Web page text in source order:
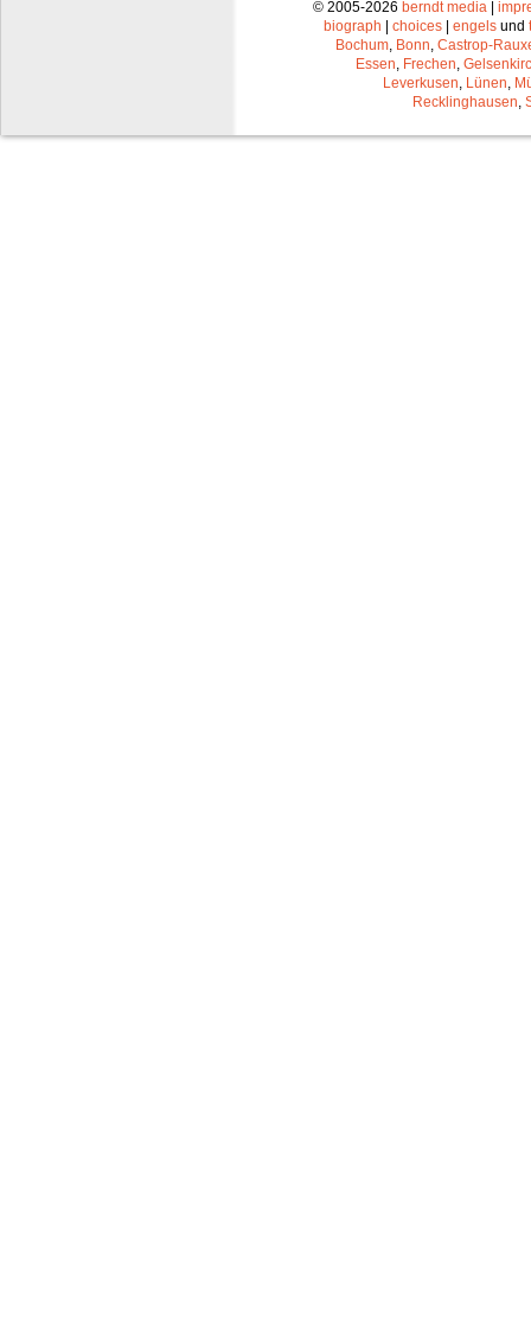
© 2005-2026 berndt media|
biograph
choices engels und
Bochum, Bonn, Castrop-
Essen, Frechen,
Leverkusen, Lünen,
Recklinghausen,